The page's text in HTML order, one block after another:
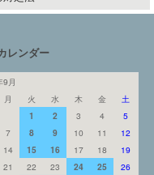
レンダー
月
月 火 水 木 金
土
1
2 3 4
5
7 8 9 10 11
12
14 15 16 17 18
19
21 22 23 24 25
26